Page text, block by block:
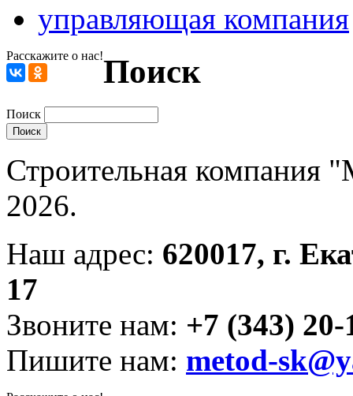
управляющая компания
Расскажите о нас!Поиск
Поиск
Строительная компания
2026.
Наш адрес: 620017, г.
17
Звоните нам: +7 (343) 20-
Пишите нам: metod-